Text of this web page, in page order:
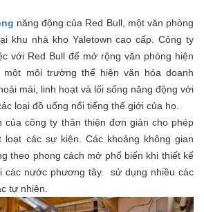
năng động của Red Bull, một văn phòng
khu nhà kho Yaletown cao cấp. Công ty
với Red Bull để mở rộng văn phòng hiện
môi trường thể hiện văn hóa doanh
mái, linh hoạt và lối sống năng động với
loại đồ uống nổi tiếng thế giới của họ.
của công ty thân thiện đơn giản cho phép
loạt các sự kiện. Các khoảng không gian
theo phong cách mở phổ biến khi thiết kế
các nước phương tây. sử dụng nhiều các
tự nhiên.